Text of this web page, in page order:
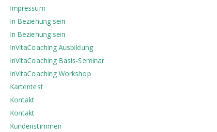
Impressum
In Beziehung sein
In Beziehung sein
InVitaCoaching Ausbildung
InVitaCoaching Basis-Seminar
InVitaCoaching Workshop
Kartentest
Kontakt
Kontakt
Kundenstimmen